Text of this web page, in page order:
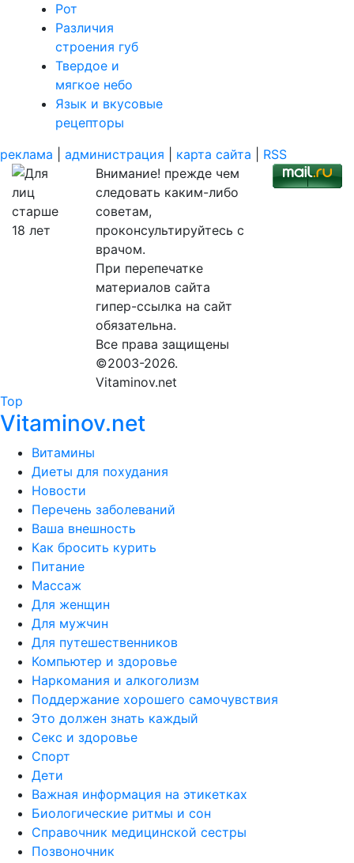
Рот
Различия
строения губ
Твердое и
мягкое небо
Язык и вкусовые
рецепторы
реклама
администрация карта сайта
RSS
Внимание! прежде чем
следовать каким-либо
советам,
проконсультируйтесь с
врачом.
При перепечатке
материалов сайта
гипер-ссылка на сайт
обязательна.
Все права защищены
©2003-2026.
Vitaminov.net
Top
Vitaminov.net
Витамины
Диеты для похудания
Новости
Перечень заболеваний
Ваша внешность
Как бросить курить
Питание
Массаж
Для женщин
Для мужчин
Для путешественников
Компьютер и здоровье
Наркомания и алкоголизм
Поддержание хорошего самочувствия
Это должен знать каждый
Секс и здоровье
Спорт
Дети
Важная информация на этикетках
Биологические ритмы и сон
Справочник медицинской сестры
Позвоночник